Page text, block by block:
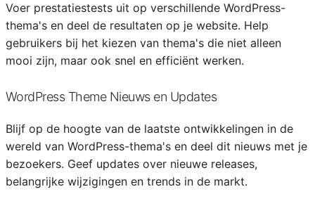
Voer prestatiestests uit op verschillende WordPress-
thema's en deel de resultaten op je website. Help
gebruikers bij het kiezen van thema's die niet alleen
mooi zijn, maar ook snel en efficiënt werken.
WordPress Theme Nieuws en Updates
Blijf op de hoogte van de laatste ontwikkelingen in de
wereld van WordPress-thema's en deel dit nieuws met je
bezoekers. Geef updates over nieuwe releases,
belangrijke wijzigingen en trends in de markt.